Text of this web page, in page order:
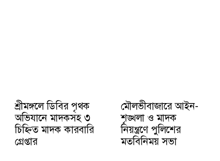
শ্রীমঙ্গলে ডিবির পৃথক
অভিযানে মাদকসহ ৩
চিহ্নিত মাদক কারবারি
গ্রেপ্তার
মৌলভীবাজারে আইন-
শৃঙ্খলা ও মাদক
নিয়ন্ত্রণে পুলিশের
মতবিনিময় সভা